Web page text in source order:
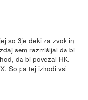
so 3je đeki za zvok in
sem razmišljal da bi
da bi povezal HK.
So pa tej izhodi vsi